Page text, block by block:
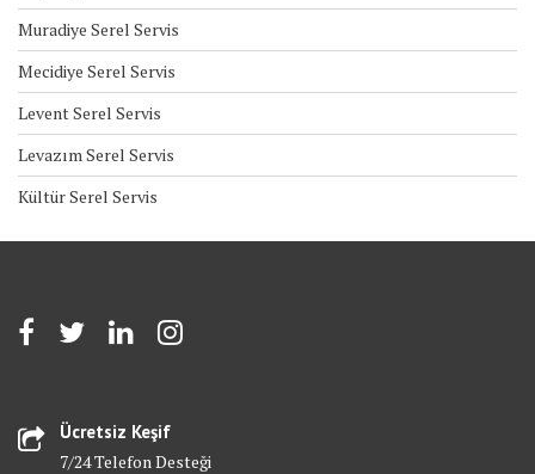
Muradiye Serel Servis
Mecidiye Serel Servis
Levent Serel Servis
Levazım Serel Servis
Kültür Serel Servis
Ücretsiz Keşif
7/24 Telefon Desteği